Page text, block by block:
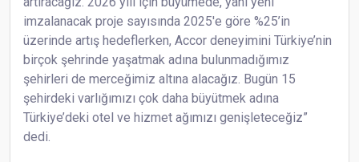
imzalanacak proje sayısında 2025'e göre %25’in
üzerinde artış hedeflerken, Accor deneyimini Türkiye’nin
birçok şehrinde yaşatmak adına bulunmadığımız
şehirleri de merceğimiz altına alacağız. Bugün 15
şehirdeki varlığımızı çok daha büyütmek adına
Türkiye’deki otel ve hizmet ağımızı genişleteceğiz”
dedi.